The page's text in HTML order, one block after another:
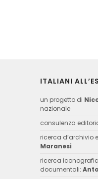
ITALIANI
un progetto di
nazionale
consulenza
ricerca d’archivio
Maranesi
ricerca
documentali: